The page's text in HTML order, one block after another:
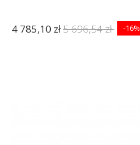
4 785,10 zł5 696,54 zł -16%